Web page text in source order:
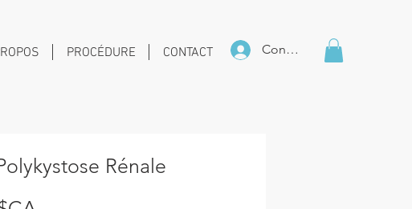
PROCÉDURE CONTACT Connexion
Rénale